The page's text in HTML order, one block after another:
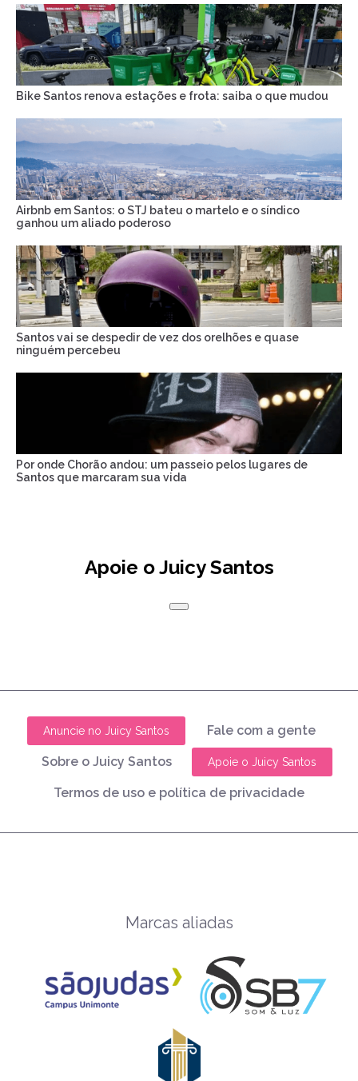
Bike Santos renova estações e frota: saiba o que mudou
Airbnb em Santos: o STJ bateu o martelo e o síndico
ganhou um aliado poderoso
Santos vai se despedir de vez dos orelhões e quase
ninguém percebeu
Por onde Chorão andou: um passeio pelos lugares de
Santos que marcaram sua vida
Apoie o Juicy Santos
Anuncie no Juicy Santos Fale com a gente
Sobre o Juicy Santos Apoie o Juicy Santos
Termos de uso e política de privacidade
Marcas aliadas